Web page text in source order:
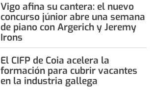
Vigo afina su cantera: el nuevo
concurso júnior abre una semana
de piano con Argerich y Jeremy
Irons
El CIFP de Coia acelera la
formación para cubrir vacantes
en la industria gallega